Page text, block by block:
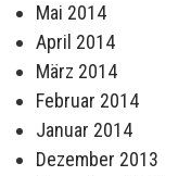
Mai 2014
April 2014
März 2014
Februar 2014
Januar 2014
Dezember 2013